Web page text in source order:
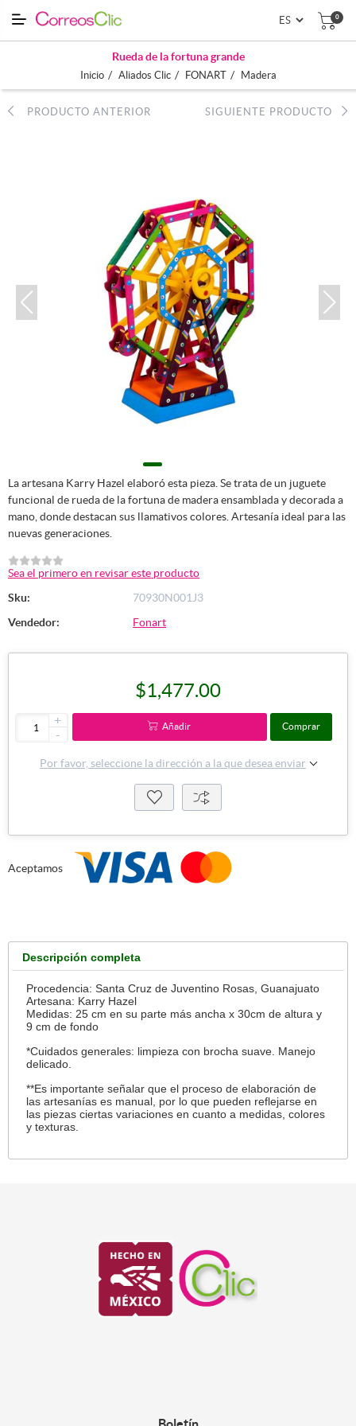
0
Rueda de la fortuna grande
Inicio / Aliados Clic / FONART / Madera
PRODUCTO ANTERIOR SIGUIENTE PRODUCTO
La artesana Karry Hazel elaboró esta pieza. Se trata de un juguete
funcional de rueda de la fortuna de madera ensamblada y decorada a
mano, donde destacan sus llamativos colores. Artesanía ideal para las
nuevas generaciones.
Sea el primero en revisar este producto
Sku:
70930N001J3
Vendedor:
Fonart
$1,477.00
+
-
Añadir Comprar
Por favor, seleccione la dirección a la que desea enviar
Aceptamos
Descripción completa
Procedencia:Santa Cruz de Juventino Rosas, Guanajuato
Artesana: Karry Hazel
Medidas:25 cm en su parte más ancha x 30cm de altura y
9 cm de fondo
*Cuidados generales: limpieza con brocha suave. Manejo
delicado.
**Es importante señalar que el proceso de elaboración de
las artesanías es manual, por lo que pueden reflejarse en
las piezas ciertas variaciones en cuanto a medidas, colores
y texturas.